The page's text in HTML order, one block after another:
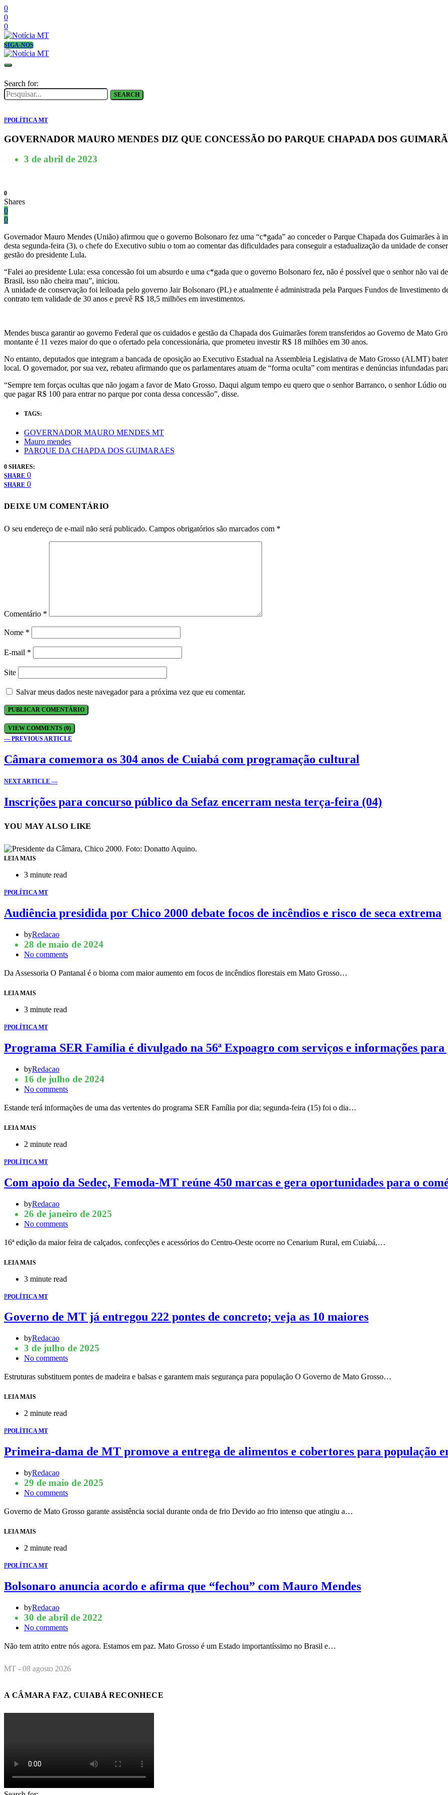
0
0
0
SIGA-NOS
Search for:
SEARCH
PPOLÍTICA MT
GOVERNADOR MAURO MENDES DIZ QUE CONCESSÃO DO PARQUE CHAPADA DOS
3 de abril de 2023
0
Shares
0
0
Governador Mauro Mendes (União) afirmou que o governo Bolsonaro fez uma “c*gada” ao conceder o Parque Chapada dos Guimarães à
desta segunda-feira (3), o chefe do Executivo subiu o tom ao comentar das dificuldades para conseguir a estadualização da unidade de
gestão do presidente Lula.
“Falei ao presidente Lula: essa concessão foi um absurdo e uma c*gada que o governo Bolsonaro fez, não é possível que o senhor não vai
Brasil, isso não cheira mau”, iniciou.
A unidade de conservação foi leiloada pelo governo Jair Bolsonaro (PL) e atualmente é administrada pela Parques Fundos de Investimento
contrato tem validade de 30 anos e prevê R$ 18,5 milhões em investimentos.
Mendes busca garantir ao governo Federal que os cuidados e gestão da Chapada dos Guimarães forem transferidos ao Governo de Mato
montante é 11 vezes maior do que o ofertado pela concessionária, que prometeu investir R$ 18 milhões em 30 anos.
No entanto, deputados que integram a bancada de oposição ao Executivo Estadual na Assembleia Legislativa de Mato Grosso (ALMT)
local. O governador, por sua vez, rebateu afirmando que os parlamentares atuam de “forma oculta” com mentiras e denúncias infundadas
“Sempre tem forças ocultas que não jogam a favor de Mato Grosso. Daqui algum tempo eu quero que o senhor Barranco, o senhor Lúdio
que pagar R$ 100 para entrar no parque por conta dessa concessão”, disse.
TAGS:
GOVERNADOR MAURO MENDES MT
Mauro mendes
PARQUE DA CHAPDA DOS GUIMARAES
0 SHARES:
SHARE 0
SHARE 0
DEIXE UM COMENTÁRIO
O seu endereço de e-mail não será publicado. Campos obrigatórios são marcados com *
Comentário *
Nome *
E-mail *
Site
Salvar meus dados neste navegador para a próxima vez que eu comentar.
VIEW COMMENTS (0)
— PREVIOUS ARTICLE
Câmara comemora os 304 anos de Cuiabá com programação cultural
NEXT ARTICLE —
Inscrições para concurso público da Sefaz encerram nesta terça-feira (04)
YOU MAY ALSO LIKE
LEIA MAIS
3 minute read
PPOLÍTICA MT
Audiência presidida por Chico 2000 debate focos de incêndios e risco de seca extrema
byRedacao
28 de maio de 2024
No comments
Da Assessoria O Pantanal é o bioma com maior aumento em focos de incêndios florestais em Mato Grosso…
LEIA MAIS
3 minute read
PPOLÍTICA MT
Programa SER Família é divulgado na 56ª Expoagro com serviços e informações para
byRedacao
16 de julho de 2024
No comments
Estande terá informações de uma das vertentes do programa SER Família por dia; segunda-feira (15) foi o dia…
LEIA MAIS
2 minute read
PPOLÍTICA MT
Com apoio da Sedec, Femoda-MT reúne 450 marcas e gera oportunidades para o
byRedacao
26 de janeiro de 2025
No comments
16ª edição da maior feira de calçados, confecções e acessórios do Centro-Oeste ocorre no Cenarium Rural, em Cuiabá,…
LEIA MAIS
3 minute read
PPOLÍTICA MT
Governo de MT já entregou 222 pontes de concreto; veja as 10 maiores
byRedacao
3 de julho de 2025
No comments
Estruturas substituem pontes de madeira e balsas e garantem mais segurança para população O Governo de Mato Grosso…
LEIA MAIS
2 minute read
PPOLÍTICA MT
Primeira-dama de MT promove a entrega de alimentos e cobertores para população
byRedacao
29 de maio de 2025
No comments
Governo de Mato Grosso garante assistência social durante onda de frio Devido ao frio intenso que atingiu a…
LEIA MAIS
2 minute read
PPOLÍTICA MT
Bolsonaro anuncia acordo e afirma que “fechou” com Mauro Mendes
byRedacao
30 de abril de 2022
No comments
Não tem atrito entre nós agora. Estamos em paz. Mato Grosso é um Estado importantíssimo no Brasil e…
MT - 08 agosto 2026
A CÂMARA FAZ, CUIABÁ RECONHECE